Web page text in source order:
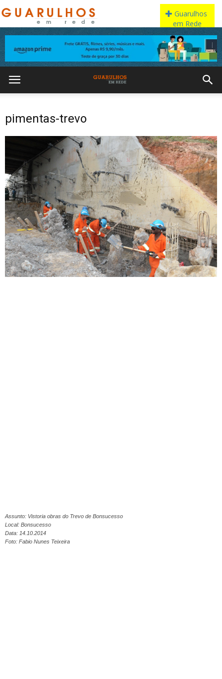
pimentas-trevo
Assunto: Vistoria obras do Trevo de Bonsucesso
Local: Bonsucesso
Data: 14.10.2014
Foto: Fabio Nunes Teixeira